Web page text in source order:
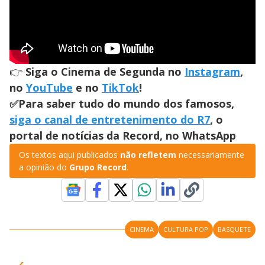
👉 Siga o Cinema de Segunda no Instagram,
no YouTube e no TikTok!
✅Para saber tudo do mundo dos famosos,
siga o canal de entretenimento do R7, o
portal de notícias da Record, no WhatsApp
Os textos aqui publicados não refletem necessariamente
a opinião do Grupo Record.
CINEMA CULTURA POP BASQUETE